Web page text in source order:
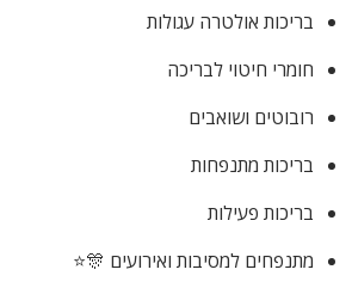
בריכות אולטרה עגולות
חומרי חיטוי לבריכה
רובוטים ושואבים
בריכות מתנפחות
בריכות פעילות
מתנפחים למסיבות ואירועים 🎊⭐